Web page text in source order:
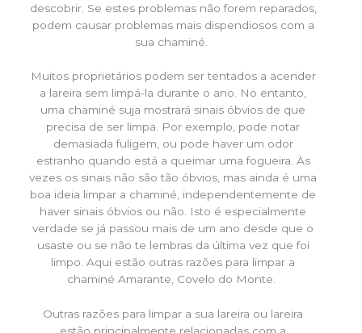
descobrir. Se estes problemas não forem reparados,
podem causar problemas mais dispendiosos com a
sua chaminé.
Muitos proprietários podem ser tentados a acender
a lareira sem limpá-la durante o ano. No entanto,
uma chaminé suja mostrará sinais óbvios de que
precisa de ser limpa. Por exemplo, pode notar
demasiada fuligem, ou pode haver um odor
estranho quando está a queimar uma fogueira. Às
vezes os sinais não são tão óbvios, mas ainda é uma
boa ideia limpar a chaminé, independentemente de
haver sinais óbvios ou não. Isto é especialmente
verdade se já passou mais de um ano desde que o
usaste ou se não te lembras da última vez que foi
limpo. Aqui estão outras razões para limpar a
chaminé Amarante, Covelo do Monte.
Outras razões para limpar a sua lareira ou lareira